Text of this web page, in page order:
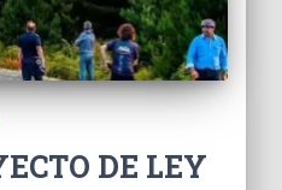
DE LEY